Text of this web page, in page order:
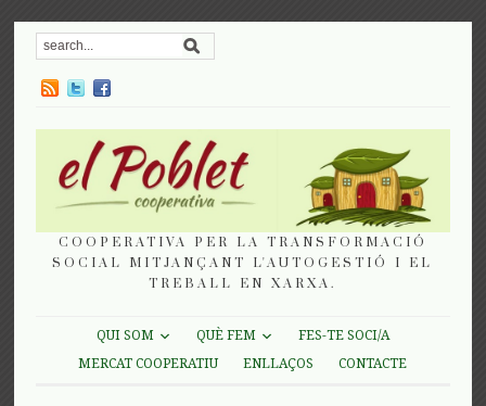
COOPERATIVA PER LA TRANSFORMACIÓ
SOCIAL MITJANÇANT L'AUTOGESTIÓ I EL
TREBALL EN XARXA.
QUI SOM QUÈ FEM
FES-TE SOCI/A
MERCAT COOPERATIU
ENLLAÇOS CONTACTE